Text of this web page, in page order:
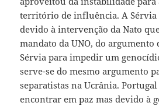
território de influência. A Sérvia
devido à intervenção da Nato
mandato da UNO, do
Sérvia para impedir um
serve-se do mesmo argumento
separatistas na Ucrânia.
encontrar em paz mas devido à